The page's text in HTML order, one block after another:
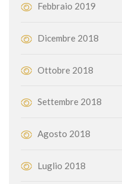
Febbraio 2019
Dicembre 2018
Ottobre 2018
Settembre 2018
Agosto 2018
Luglio 2018